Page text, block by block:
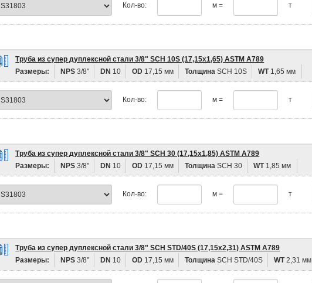
Кол-во: м = т
Труба из супер дуплексной стали 3/8" SCH 10S (17,15х1,65) ASTM A789
Размеры:
NPS 3/8" DN 10 OD 17,15 мм Толщина SCH 10S WT1,65 мм
Кол-во: м = т
Труба из супер дуплексной стали 3/8" SCH 30 (17,15х1,85) ASTM A789
Размеры:
NPS 3/8" DN 10 OD 17,15 мм Толщина SCH 30 WT1,85 мм
Кол-во: м = т
Труба из супер дуплексной стали 3/8" SCH STD/40S (17,15х2,31) ASTM A789
Размеры:
NPS 3/8" DN 10 OD 17,15 мм Толщина SCH STD/40S WT2,31 мм